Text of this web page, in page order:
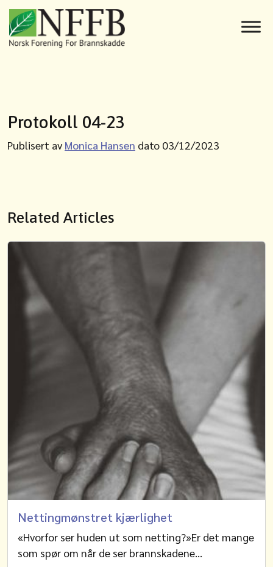
Protokoll 04-23
Publisert av Monica Hansen dato 03/12/2023
Related Articles
Nettingmønstret kjærlighet
«Hvorfor ser huden ut som netting?»Er det mange
som spør om når de ser brannskadene…